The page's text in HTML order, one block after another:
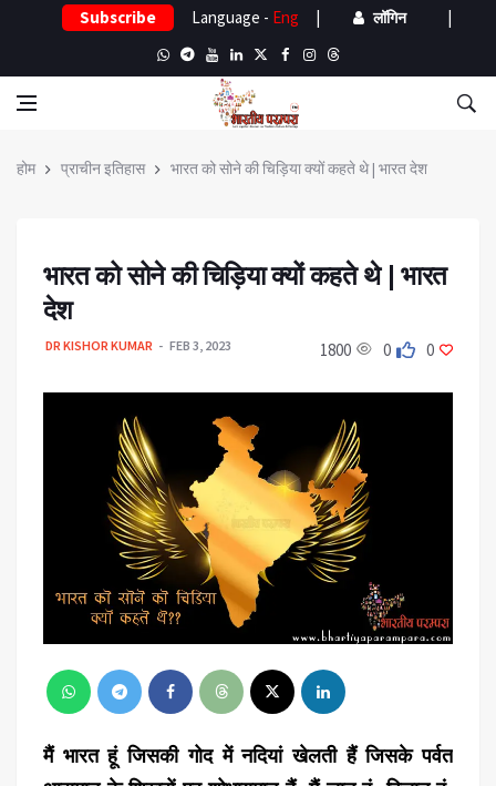
Subscribe Language - Eng | लॉगिन |
होम प्राचीन इतिहास भारत को सोने की चिड़िया क्यों कहते थे | भारत देश
भारत को सोने की चिड़िया क्यों कहते थे | भारत
देश
DR KISHOR KUMAR FEB 3, 2023
मैं भारत हूं जिसकी गोद में नदियां खेलती हैं जिसके पर्वत